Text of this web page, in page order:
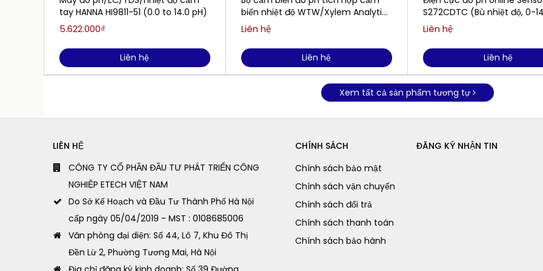
tay HANNA HI9811-51 (0.0 to 14.0 pH)
5.622.000₫
Liên hệ
biến nhiệt độ WTW/Xylem Analytics
SensoLyt® 700 IQ
Liên hệ
Liên hệ
S272CDTC (Bù nhiệt độ, 0-
Ngâm hoặc lắp đường ống)
Liên hệ
Liên hệ
Xem tất cả sản phẩm tương tự
LIÊN HỆ
CÔNG TY CỔ PHẦN ĐẦU TƯ PHÁT TRIỂN CÔNG
NGHIỆP ETECH VIỆT NAM
Do Sở Kế Hoạch và Đầu Tư Thành Phố Hà Nội
cấp ngày 05/04/2019 - MST : 0108685006
Văn phòng đại diện: Số 44, Lô 7, Khu Đô Thị
Đền Lừ 2, Phường Tương Mai, Hà Nội
CHÍNH SÁCH
Chính sách bảo mật
Chính sách vận chuyển
Chính sách đổi trả
Chính sách thanh toán
Chính sách bảo hành
ĐĂNG KÝ NHẬN TIN